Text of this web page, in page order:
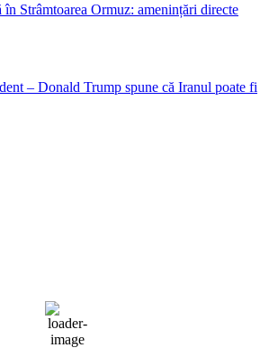
în Strâmtoarea Ormuz: amenințări directe
– Donald Trump spune că Iranul poate fi
88 %
1016 mb
2 mph
Rafală vânturi: